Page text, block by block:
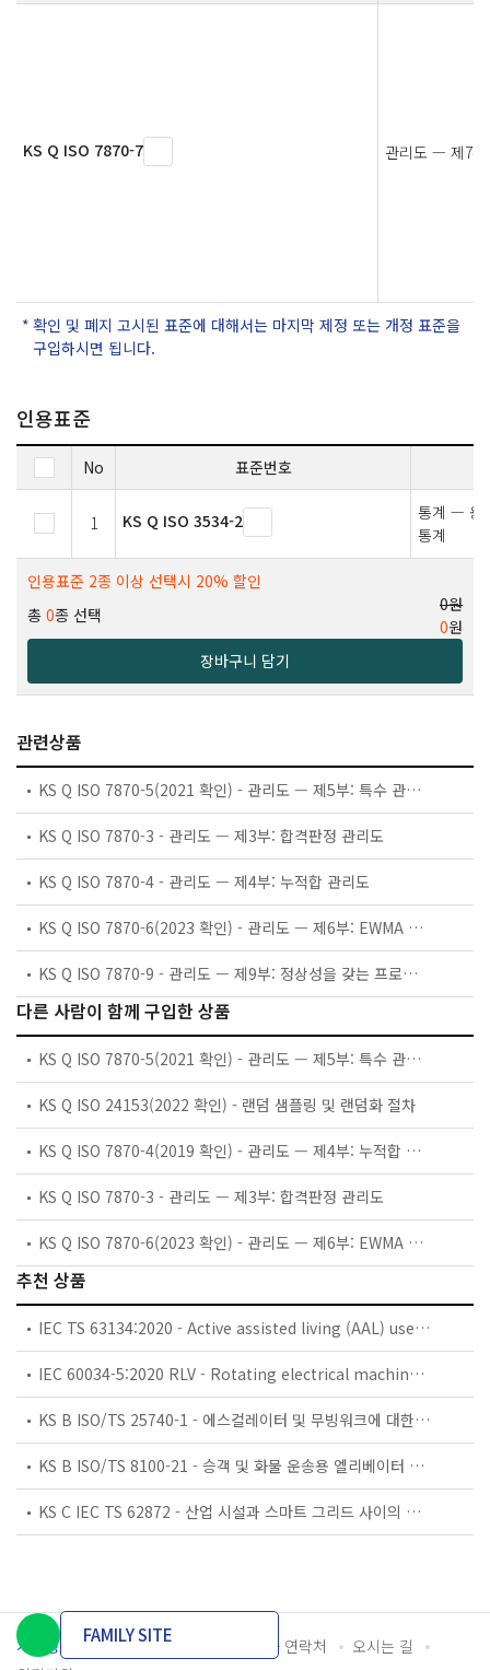
KS Q ISO 7870-7 관리도 — 제7
확인 및 폐지 고시된 표준에 대해서는 마지막 제정 또는 개정 표준을
구입하시면 됩니다.
인용표준
No 표준번호
1 KS Q ISO 3534-2
통계 — 용
통계
인용표준 2종 이상 선택시 20% 할인
총 0종 선택
0원
0원
장바구니 담기
관련상품
KS Q ISO 7870-5(2021 확인) - 관리도 — 제5부: 특수 관리도
KS Q ISO 7870-3 - 관리도 — 제3부: 합격판정 관리도
KS Q ISO 7870-4 - 관리도 — 제4부: 누적합 관리도
KS Q ISO 7870-6(2023 확인) - 관리도 — 제6부: EWMA 관리도
KS Q ISO 7870-9 - 관리도 — 제9부: 정상성을 갖는 프로세스에 대한 관리도
다른 사람이 함께 구입한 상품
KS Q ISO 7870-5(2021 확인) - 관리도 — 제5부: 특수 관리도
KS Q ISO 24153(2022 확인) - 랜덤 샘플링 및 랜덤화 절차
KS Q ISO 7870-4(2019 확인) - 관리도 — 제4부: 누적합 관리도
KS Q ISO 7870-3 - 관리도 — 제3부: 합격판정 관리도
KS Q ISO 7870-6(2023 확인) - 관리도 — 제6부: EWMA 관리도
추천 상품
IEC TS 63134:2020 - Active assisted living (AAL) use cases
IEC 60034-5:2020 RLV - Rotating electrical machines - Part 5: Degrees of protection provided by the integral design of rotating electrical machines (IP code) - Classification
KS B ISO/TS 25740-1 - 에스컬레이터 및 무빙워크에 대한 안전요건 — 제1부: 세계공통 필수 안전요건(GESRs)
KS B ISO/TS 8100-21 - 승객 및 화물 운송용 엘리베이터 —제21부: 세계공통 필수안전요건(GESRs)을 충족하는 세계공통 안전 파라미터(GSPs)
KS C IEC TS 62872 - 산업 시설과 스마트 그리드 사이의 산업 공정 측정, 제어 및 자동화 시스템 인터페이스
개인정보처리방침 이용약관 담당자 연락처
오시는 길
FAMILY SITE